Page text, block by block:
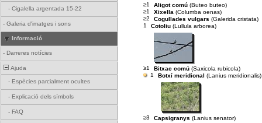
- Cigalella argentada 15-22
- Galeria d'imatges i sons
Informació
- Darreres notícies
Ajuda
- Espècies parcialment ocultes
- Explicació dels símbols
- FAQ
≥1
Aligot comú (Buteo buteo)
≥1
Xixella (Columba oenas)
≥2
Cogullades vulgars (Galerida cristata)
1
Cotoliu (Lullula arborea)
≥1 Bitxac comú (Saxicola rubicola)
1
Botxí meridional (Lanius meridionalis)
≥3 Capsigranys (Lanius senator)